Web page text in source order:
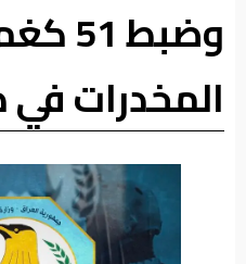
الأسواق
وموقف
الفيديوهات
وضبط
المخدرات في